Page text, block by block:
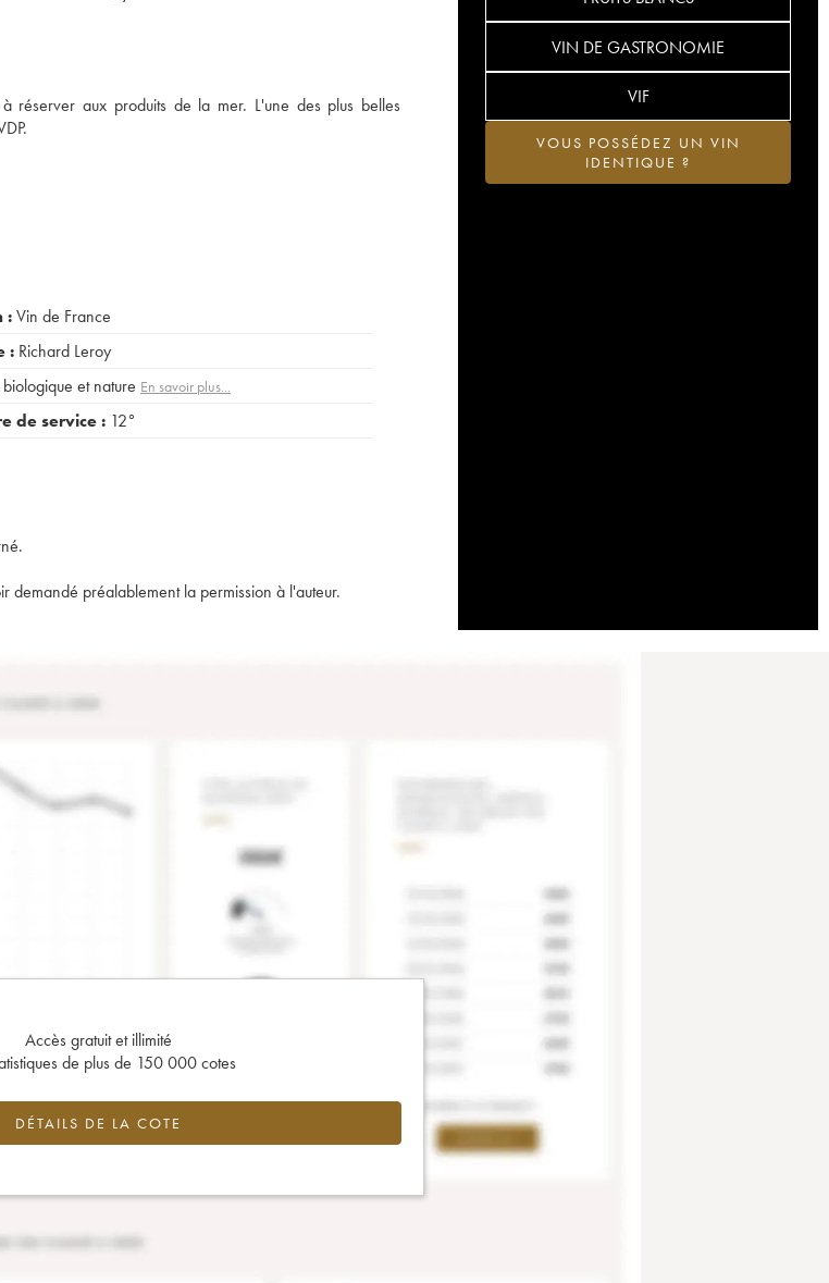
réserver aux produits de la mer. L'une des plus belles
VIN DE GASTRONOMIE
VIF
VOUS POSSÉDEZ UN VIN
IDENTIQUE ?
:Vin de France
: Richard Leroy
biologique et nature En savoir plus...
de service : 12°
demandé préalablement la permission à l'auteur.
Accès gratuit et illimité
de plus de 150 000 cotes
DÉTAILS DE LA COTE